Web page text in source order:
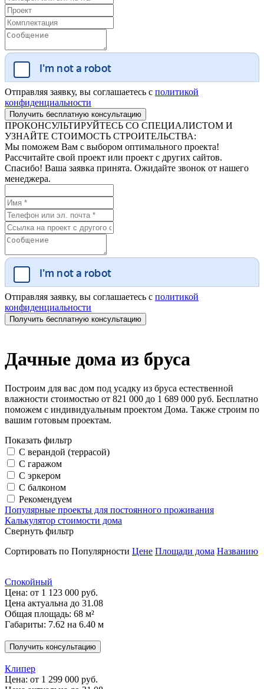
Отправляя заявку, вы соглашаетесь с политикой
конфиденциальности
ПРОКОНСУЛЬТИРУЙТЕСЬ СО СПЕЦИАЛИСТОМ И
УЗНАЙТЕ СТОИМОСТЬ СТРОИТЕЛЬСТВА:
Мы поможем Вам с выбором оптимального проекта!
Рассчитайте свой проект или проект с других сайтов.
Спасибо! Ваша заявка принята. Ожидайте звонок от нашего
менеджера.
Отправляя заявку, вы соглашаетесь с политикой
конфиденциальности
Дачные дома из бруса
Построим для вас дом под усадку из бруса естественной
влажности стоимостью от 821 000 до 1 689 000 руб. Бесплатно
поможем с индивидуальным проектом Дома. Также строим по
вашим готовым проектам.
Показать фильтр
С верандой (террасой)
С гаражом
С эркером
С балконом
Рекомендуем
Популярные проекты для постоянного проживания
Калькулятор стоимости дома
Свернуть фильтр
Сортировать по Популярности Цене Площади дома Названию
Спокойный
Цена: от 1 123 000 руб.
Цена актуальна до 31.08
Общая площадь: 68 м²
Габариты: 7.62 на 6.40 м
Получить консультацию
Клипер
Цена: от 1 299 000 руб.